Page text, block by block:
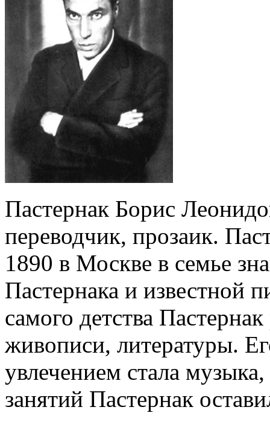
Пастернак Борис
переводчик, прозаик.
1890 в Москве в семье
Пастернака и известной
самого детства
живописи, литературы.
увлечением стала
занятий Пастернак